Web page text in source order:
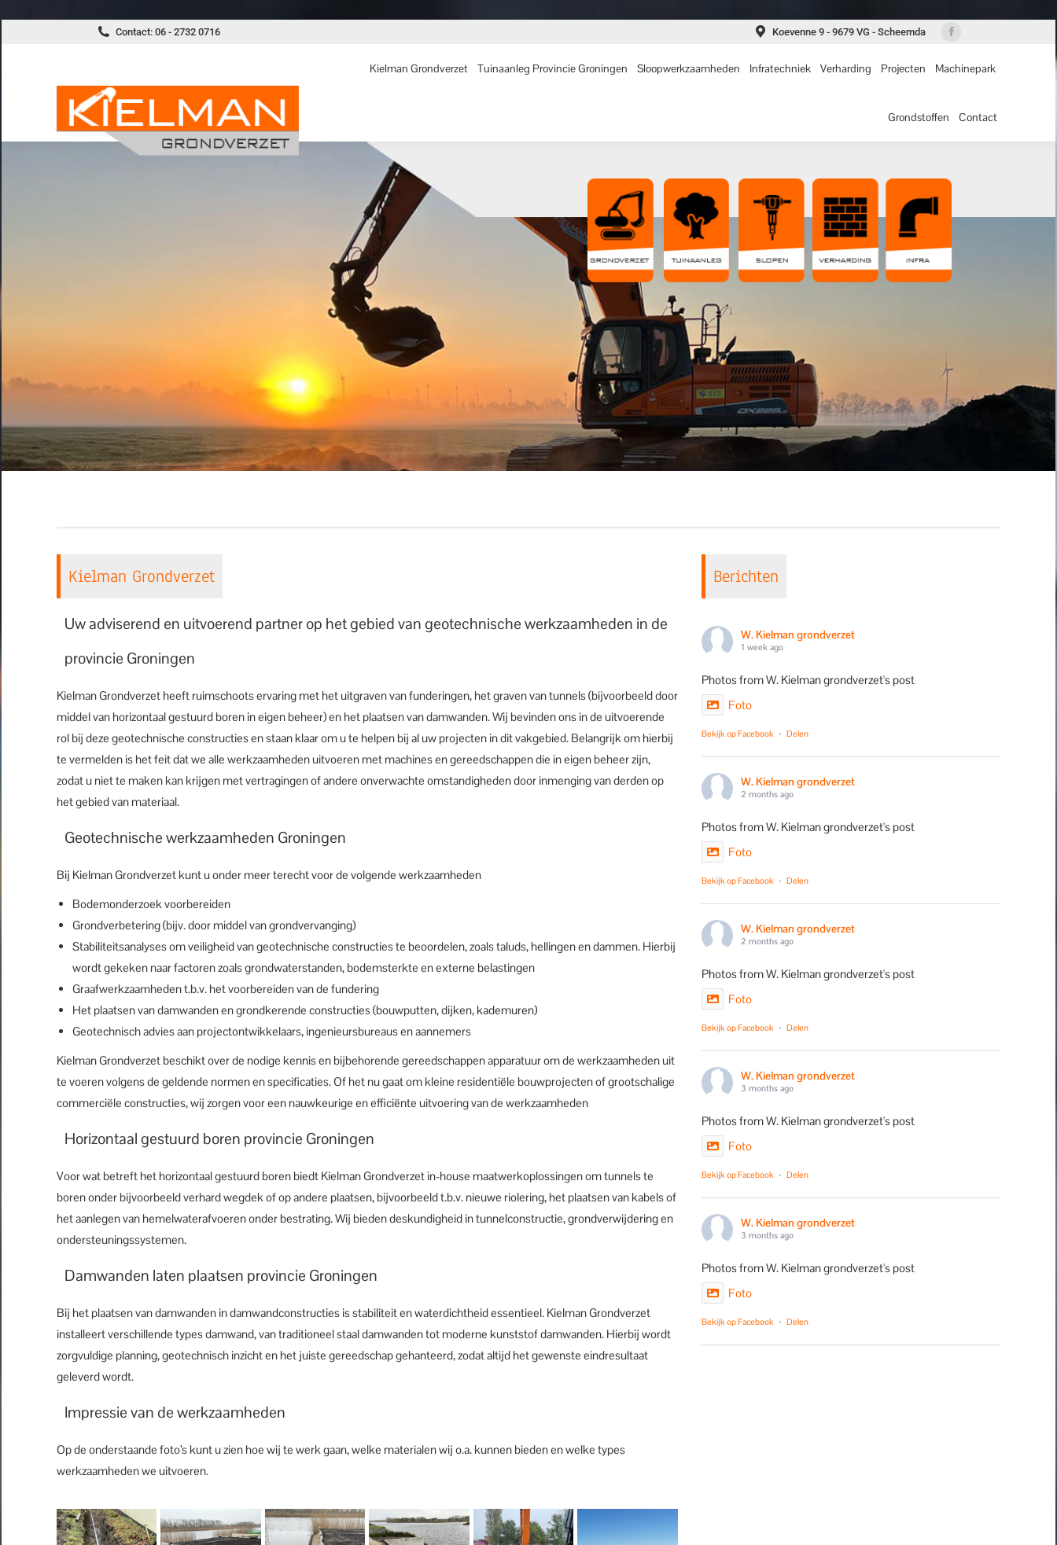
Contact: 06 - 2732 0716 Koevenne 9 - 9679 VG - Scheemda
Facebook
page
new
window
Kielman Grondverzet Tuinaanleg Provincie Groningen Sloopwerkzaamheden Infratechniek Verharding Projecten Machinepark
Grondstoffen Contact
Kielman Grondverzet
Uw adviserend en uitvoerend partner op het gebied van geotechnische werkzaamheden in de
provincie Groningen
Kielman Grondverzet heeft ruimschoots ervaring met het uitgraven van funderingen, het graven van tunnels (bijvoorbeeld door
middel van horizontaal gestuurd boren in eigen beheer) en het plaatsen van damwanden. Wij bevinden ons in de uitvoerende
rol bij deze geotechnische constructies en staan klaar om u te helpen bij al uw projecten in dit vakgebied. Belangrijk om hierbij
te vermelden is het feit dat we alle werkzaamheden uitvoeren met machines en gereedschappen die in eigen beheer zijn,
zodat u niet te maken kan krijgen met vertragingen of andere onverwachte omstandigheden door inmenging van derden op
het gebied van materiaal.
Geotechnische werkzaamheden Groningen
Bij Kielman Grondverzet kunt u onder meer terecht voor de volgende werkzaamheden
Bodemonderzoek voorbereiden
Grondverbetering (bijv. door middel van grondvervanging)
Stabiliteitsanalyses om veiligheid van geotechnische constructies te beoordelen, zoals taluds, hellingen en dammen. Hierbij
wordt gekeken naar factoren zoals grondwaterstanden, bodemsterkte en externe belastingen
Graafwerkzaamheden t.b.v. het voorbereiden van de fundering
Het plaatsen van damwanden en grondkerende constructies (bouwputten, dijken, kademuren)
Geotechnisch advies aan projectontwikkelaars, ingenieursbureaus en aannemers
Kielman Grondverzet beschikt over de nodige kennis en bijbehorende gereedschappen apparatuur om de werkzaamheden uit
te voeren volgens de geldende normen en specificaties. Of het nu gaat om kleine residentiële bouwprojecten of grootschalige
commerciële constructies, wij zorgen voor een nauwkeurige en efficiënte uitvoering van de werkzaamheden
Horizontaal gestuurd boren provincie Groningen
Voor wat betreft het horizontaal gestuurd boren biedt Kielman Grondverzet in-house maatwerkoplossingen om tunnels te
boren onder bijvoorbeeld verhard wegdek of op andere plaatsen, bijvoorbeeld t.b.v. nieuwe riolering, het plaatsen van kabels of
het aanlegen van hemelwaterafvoeren onder bestrating. Wij bieden deskundigheid in tunnelconstructie, grondverwijdering en
ondersteuningssystemen.
Damwanden laten plaatsen provincie Groningen
Bij het plaatsen van damwanden in damwandconstructies is stabiliteit en waterdichtheid essentieel. Kielman Grondverzet
installeert verschillende types damwand, van traditioneel staal damwanden tot moderne kunststof damwanden. Hierbij wordt
zorgvuldige planning, geotechnisch inzicht en het juiste gereedschap gehanteerd, zodat altijd het gewenste eindresultaat
geleverd wordt.
Impressie van de werkzaamheden
Op de onderstaande foto’s kunt u zien hoe wij te werk gaan, welke materialen wij o.a. kunnen bieden en welke types
werkzaamheden we uitvoeren.
Berichten
W. Kielman grondverzet
1 week ago
Photos from W. Kielman grondverzet's post
Foto
Bekijk op Facebook · Delen
W. Kielman grondverzet
2 months ago
Photos from W. Kielman grondverzet's post
Foto
Bekijk op Facebook · Delen
W. Kielman grondverzet
2 months ago
Photos from W. Kielman grondverzet's post
Foto
Bekijk op Facebook · Delen
W. Kielman grondverzet
3 months ago
Photos from W. Kielman grondverzet's post
Foto
Bekijk op Facebook · Delen
W. Kielman grondverzet
3 months ago
Photos from W. Kielman grondverzet's post
Foto
Bekijk op Facebook · Delen
Kielman Grondverzet Tuinaanleg Provincie Groningen Sloopwerkzaamheden Infratechniek Verharding Projecten Machinepark
Grondstoffen Contact